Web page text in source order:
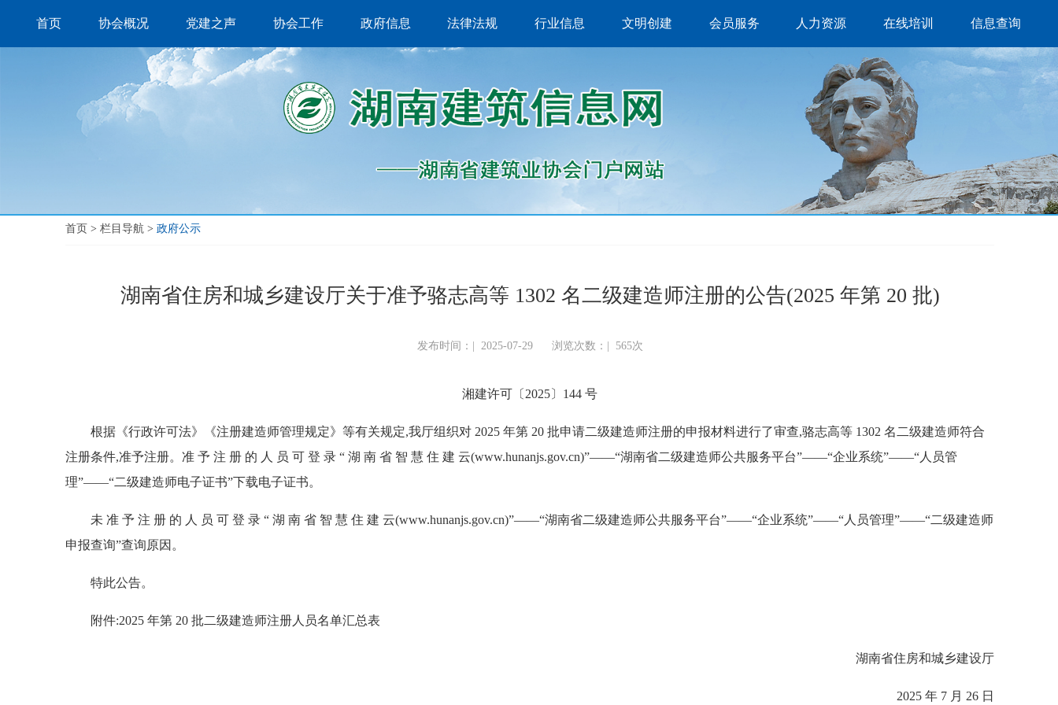
首页 协会概况 党建之声 协会工作 政府信息 法律法规 行业信息 文明创建 会员服务 人力资源 在线培训 信息查询
首页 > 栏目导航 > 政府公示
湖南省住房和城乡建设厅关于准予骆志高等 1302 名二级建造师注册的公告(2025 年第 20 批)
发布时间：| 2025-07-29 浏览次数：| 565次
湘建许可〔2025〕144 号
根据《行政许可法》《注册建造师管理规定》等有关规定,我厅组织对 2025 年第 20 批申请二级建造师注册的申报材料进行了审查,骆志高等 1302 名二级建造师符合
注册条件,准予注册。准 予 注 册 的 人 员 可 登 录 “ 湖 南 省 智 慧 住 建 云(www.hunanjs.gov.cn)”——“湖南省二级建造师公共服务平台”——“企业系统”——“人员管
理”——“二级建造师电子证书”下载电子证书。
未 准 予 注 册 的 人 员 可 登 录 “ 湖 南 省 智 慧 住 建 云(www.hunanjs.gov.cn)”——“湖南省二级建造师公共服务平台”——“企业系统”——“人员管理”——“二级建造师
申报查询”查询原因。
特此公告。
附件:2025 年第 20 批二级建造师注册人员名单汇总表
湖南省住房和城乡建设厅
2025 年 7 月 26 日